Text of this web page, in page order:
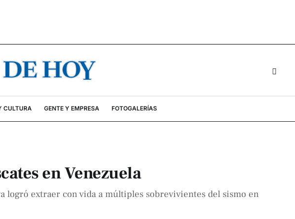
CULTURA GENTE Y EMPRESA FOTOGALERÍAS
en Venezuela
logró extraer con vida a múltiples sobrevivientes del sismo en